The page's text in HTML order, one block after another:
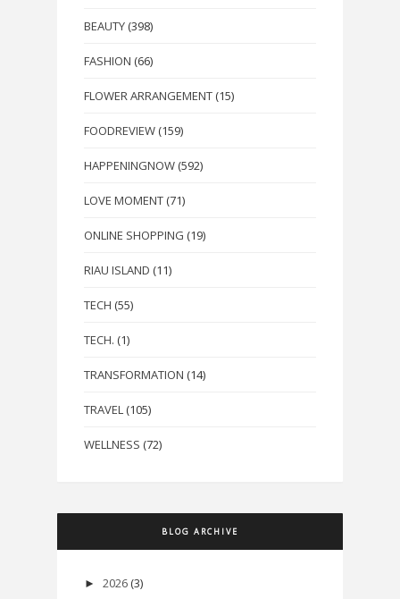
BEAUTY (398)
FASHION (66)
FLOWER ARRANGEMENT (15)
FOODREVIEW (159)
HAPPENINGNOW (592)
LOVE MOMENT (71)
ONLINE SHOPPING (19)
RIAU ISLAND (11)
TECH (55)
TECH. (1)
TRANSFORMATION (14)
TRAVEL (105)
WELLNESS (72)
BLOG ARCHIVE
► 2026 (3)